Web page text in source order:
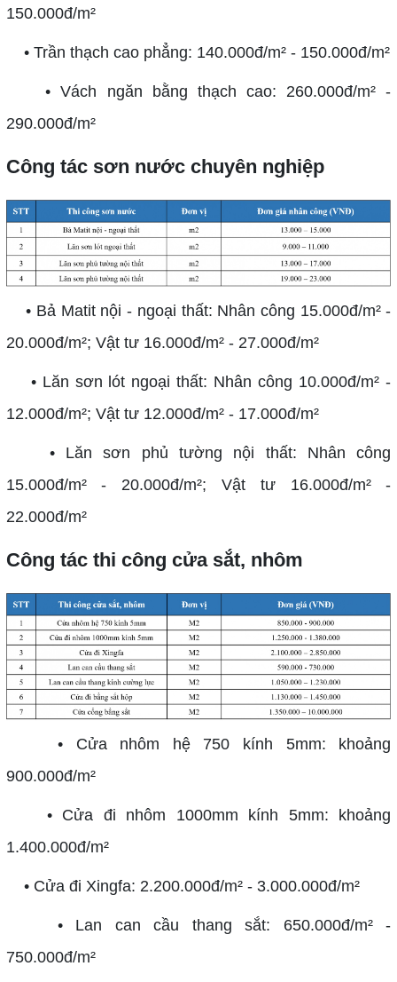
150.000đ/m²
• Trần thạch cao phẳng: 140.000đ/m² - 150.000đ/m²
• Vách ngăn bằng thạch cao: 260.000đ/m² -
290.000đ/m²
Công tác sơn nước chuyên nghiệp
• Bả Matit nội - ngoại thất: Nhân công 15.000đ/m² -
20.000đ/m²; Vật tư 16.000đ/m² - 27.000đ/m²
• Lăn sơn lót ngoại thất: Nhân công 10.000đ/m² -
12.000đ/m²; Vật tư 12.000đ/m² - 17.000đ/m²
• Lăn sơn phủ tường nội thất: Nhân công
15.000đ/m² - 20.000đ/m²; Vật tư 16.000đ/m² -
22.000đ/m²
Công tác thi công cửa sắt, nhôm
• Cửa nhôm hệ 750 kính 5mm: khoảng
900.000đ/m²
• Cửa đi nhôm 1000mm kính 5mm: khoảng
1.400.000đ/m²
• Cửa đi Xingfa: 2.200.000đ/m² - 3.000.000đ/m²
• Lan can cầu thang sắt: 650.000đ/m² -
750.000đ/m²